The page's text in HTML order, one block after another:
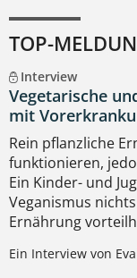
TOP-
Interview
Vegetarische
mit
Rein pflanzliche
funktionieren,
Ein Kinder- und
Veganismus
Ernährung
Ein Interview von